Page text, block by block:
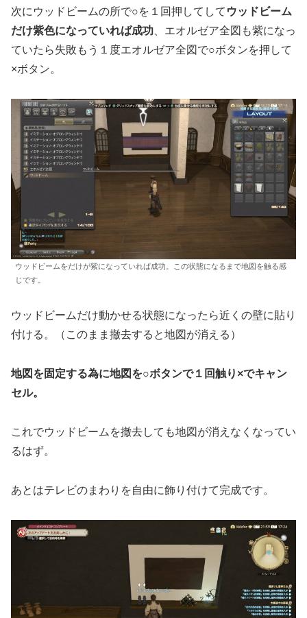
次にウッドビームの所で○を１回押してして ウッドビーム
だけ紫色になっていれば成功 、エオルゼア全図も紫になっ
ていたら失敗もう１度エオルゼア全図で○ボタンを押して
×ボタン。
ウッドビームをだけが紫になっていれば成功。この状態になるまで地図を触る感
じです。
ウッドビームだけ動かせる状態になったら近くの壁に貼り
付ける。（このまま撤去すると地図が消える）
地図を固定する為に地図を○ボタンで１回触り×でキャン
セル。
これでウッドビームを撤去しても地図が消えなくなってい
るはず。
あとはテレビのまわりを自由に飾り付けて完成です。